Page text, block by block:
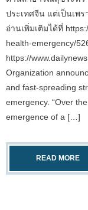
ประเทศจีน แต่เป็นเพ
อ่านเพิ่มเติมได้ที่
health-emergency/
https://
Organization
and fast-spreading
emergency. “Over
emergence of a […]
READ MORE